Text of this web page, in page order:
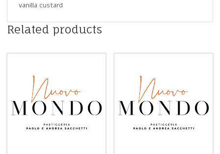
vanilla custard
Related products